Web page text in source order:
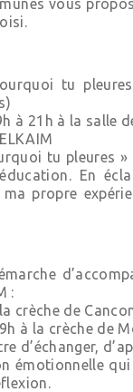
vous
tu
à 21h à la salle
tu pleures
En
propre
:
crèche de
à la crèche de
d’échanger,
émotionnelle